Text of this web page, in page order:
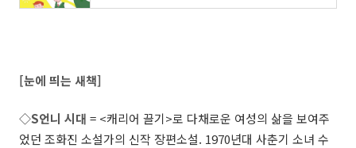
[눈에 띄는 새책]
◇S언니 시대 = <캐리어 끌기>로 다채로운 여성의 삶을 보여주
었던 조화진 소설가의 신작 장편소설. 1970년대 사춘기 소녀 수